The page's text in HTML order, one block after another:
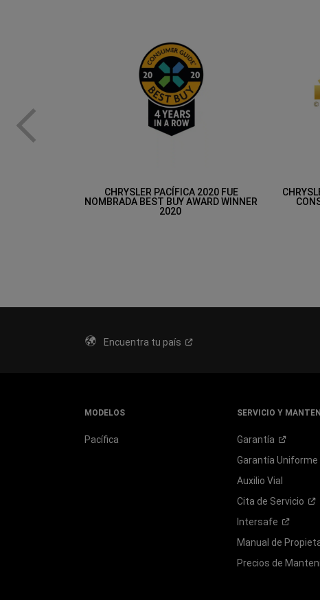
CHRYSLER PACÍFICA 2020 FUE
NOMBRADA BEST BUY AWARD WINNER
2020
Encuentra tu país
MODELOS
Pacífica
SERVICIO Y
Garantía
Garantía Uniforme
Auxilio Vial
Cita de Servicio
Intersafe
Manual de
Precios de